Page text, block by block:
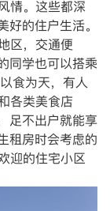
情。这些都深
的住户生活。
区，交通便
同学也可以搭乘
食为天，有人
各类美食店
足不出户就能享
租房时会考虑的
迎的住宅小区